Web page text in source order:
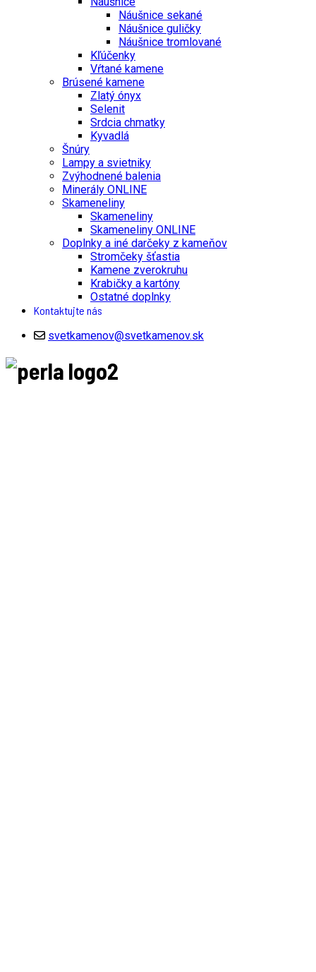
Náušnice sekané
Náušnice guličky
Náušnice tromlované
Kľúčenky
Vŕtané kamene
Brúsené kamene
Zlatý ónyx
Selenit
Srdcia chmatky
Kyvadlá
Šnúry
Lampy a svietniky
Zvýhodnené balenia
Minerály ONLINE
Skameneliny
Skameneliny
Skameneliny ONLINE
Doplnky a iné darčeky z kameňov
Stromčeky šťastia
Kamene zverokruhu
Krabičky a kartóny
Ostatné doplnky
Kontaktujte nás
svetkamenov@svetkamenov.sk